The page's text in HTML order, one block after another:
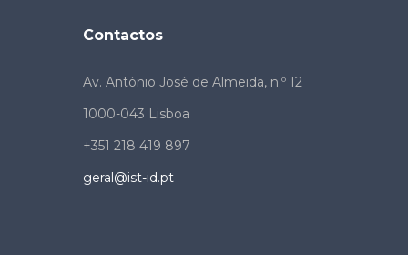
Contactos
Av. António José de Almeida, n.º 12
1000-043 Lisboa
+351 218 419 897
geral@ist-id.pt